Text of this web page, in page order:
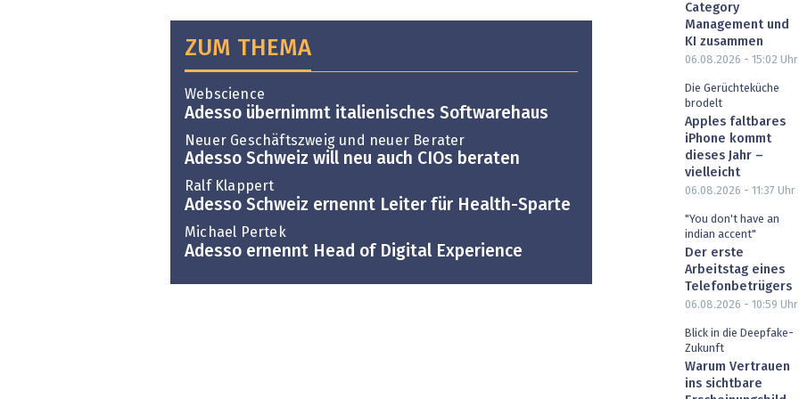
ZUM THEMA
Webscience
Adesso übernimmt italienisches Softwarehaus
Neuer Geschäftszweig und neuer Berater
Adesso Schweiz will neu auch CIOs beraten
Ralf Klappert
Adesso Schweiz ernennt Leiter für Health-Sparte
Michael Pertek
Adesso ernennt Head of Digital Experience
Category
Management und
KI zusammen
06.08.2026 - 15:02 Uhr
Die Gerüchteküche
brodelt
Apples faltbares
iPhone kommt
dieses Jahr –
vielleicht
06.08.2026 - 11:37 Uhr
"You don't have an
indian accent"
Der erste
Arbeitstag eines
Telefonbetrügers
06.08.2026 - 10:59 Uhr
Blick in die Deepfake-
Zukunft
Warum Vertrauen
ins sichtbare